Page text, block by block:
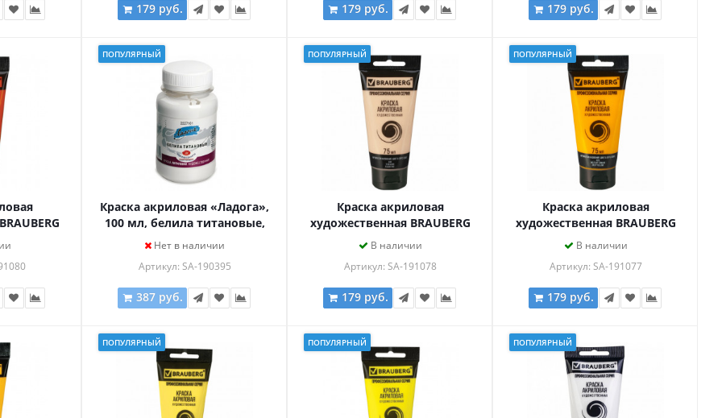
179 руб. 179 руб. 179 руб.
75мл,
ПОПУЛЯРНЫЙ
Краска акриловая «Ладога»,
100 мл, белила титановые,
Нет в наличии
Артикул: SA-190395
387 руб.
ПОПУЛЯРНЫЙ
Краска акриловая
художественная BRAUBERG
ART CLASSIC, туба 75мл,
В наличии
Артикул: SA-191078
179 руб.
ПОПУЛЯРНЫЙ
Краска акриловая
художественная BRAUBERG
ART CLASSIC, туба 75мл,
В наличии
Артикул: SA-191077
179 руб.
ПОПУЛЯРНЫЙ ПОПУЛЯРНЫЙ ПОПУЛЯРНЫЙ